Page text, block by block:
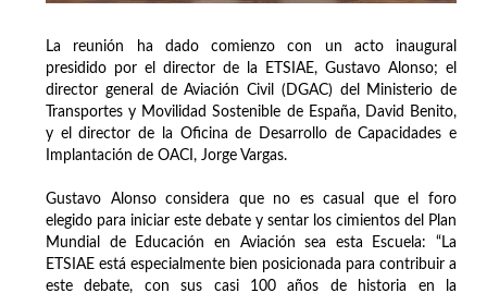
La reunión ha dado comienzo con un acto inaugural
presidido por el director de la ETSIAE, Gustavo Alonso; el
director general de Aviación Civil (DGAC) del Ministerio de
Transportes y Movilidad Sostenible de España, David Benito,
y el director de la Oficina de Desarrollo de Capacidades e
Implantación de OACI, Jorge Vargas.
Gustavo Alonso considera que no es casual que el foro
elegido para iniciar este debate y sentar los cimientos del Plan
Mundial de Educación en Aviación sea esta Escuela: “La
ETSIAE está especialmente bien posicionada para contribuir a
este debate, con sus casi 100 años de historia en la